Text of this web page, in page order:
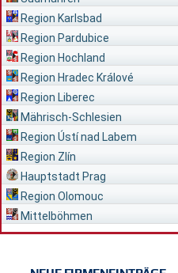
Region Karlsbad
Region Pardubice
Region Hochland
Region Hradec Králové
Region Liberec
Mährisch-Schlesien
Region Ústí nad Labem
Region Zlín
Hauptstadt Prag
Region Olomouc
Mittelböhmen